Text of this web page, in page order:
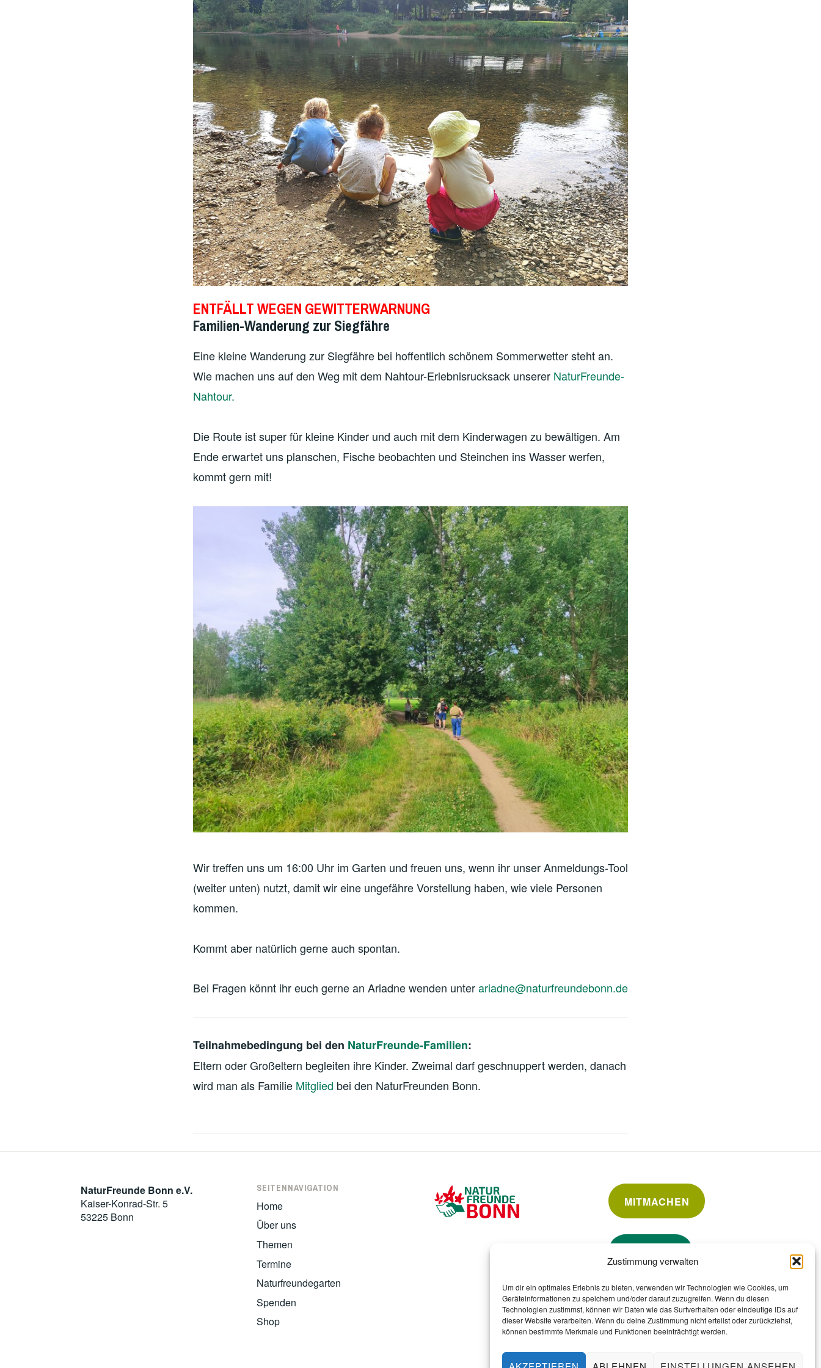
Zustimmung verwalten
Um dir ein optimales Erlebnis zu bieten, verwenden wir Technologien wie Cookies, um
Geräteinformationen zu speichern und/oder darauf zuzugreifen. Wenn du diesen
Technologien zustimmst, können wir Daten wie das Surfverhalten oder eindeutige IDs auf
dieser Website verarbeiten. Wenn du deine Zustimmung nicht erteilst oder zurückziehst,
können bestimmte Merkmale und Funktionen beeinträchtigt werden.
ENTFÄLLT WEGEN GEWITTERWARNUNG
Familien-Wanderung zur Siegfähre
Eine kleine Wanderung zur Siegfähre bei hoffentlich schönem Sommerwetter steht an.
Wie machen uns auf den Weg mit dem Nahtour-Erlebnisrucksack unserer NaturFreunde-
Nahtour.
Die Route ist super für kleine Kinder und auch mit dem Kinderwagen zu bewältigen. Am
Ende erwartet uns planschen, Fische beobachten und Steinchen ins Wasser werfen,
kommt gern mit!
Wir treffen uns um 16:00 Uhr im Garten und freuen uns, wenn ihr unser Anmeldungs-Tool
(weiter unten) nutzt, damit wir eine ungefähre Vorstellung haben, wie viele Personen
kommen.
Kommt aber natürlich gerne auch spontan.
Bei Fragen könnt ihr euch gerne an Ariadne wenden unterariadne@naturfreundebonn.de
Teilnahmebedingung bei den NaturFreunde-Familien:
Eltern oder Großeltern begleiten ihre Kinder. Zweimal darf geschnuppert werden, danach
wird man als Familie Mitglied bei den NaturFreunden Bonn.
NaturFreunde Bonn e.V.
Kaiser-Konrad-Str. 5
53225 Bonn
SEITENNAVIGATION
Home
Über uns
Themen
Termine
Naturfreundegarten
Spenden
Shop
MITMACHEN